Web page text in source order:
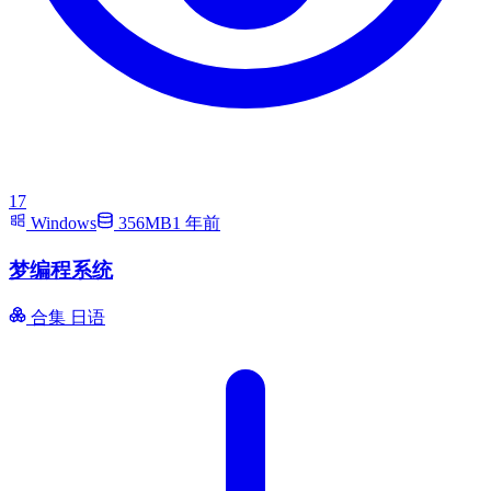
17
Windows
356MB1 年前
梦编程系统
合集 日语